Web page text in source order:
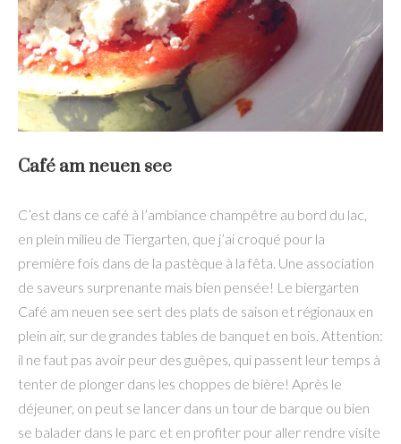
Café am neuen see
C’est dans ce café à l’ambiance champêtre au bord du lac,
en plein milieu de Tiergarten, que j’ai croqué pour la
première fois dans de la pastèque à la fêta. Une association
de saveurs surprenante mais bien pensée! Le biergarten
Café am neuen see sert des plats de saison et régionaux en
plein air, sur de grandes tables de banquet en bois. Attention:
il ne faut pas avoir peur des guêpes, qui passent leur temps à
tenter de plonger dans les choppes de bière! Après le
déjeuner, on peut se lancer dans un tour de barque ou bien
se balader dans le parc et en profiter pour aller rendre visite